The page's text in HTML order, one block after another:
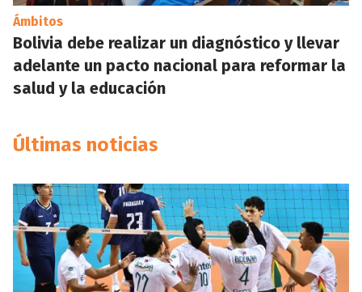
Ámbitos
Bolivia debe realizar un diagnóstico y llevar
adelante un pacto nacional para reformar la
salud y la educación
Últimas noticias